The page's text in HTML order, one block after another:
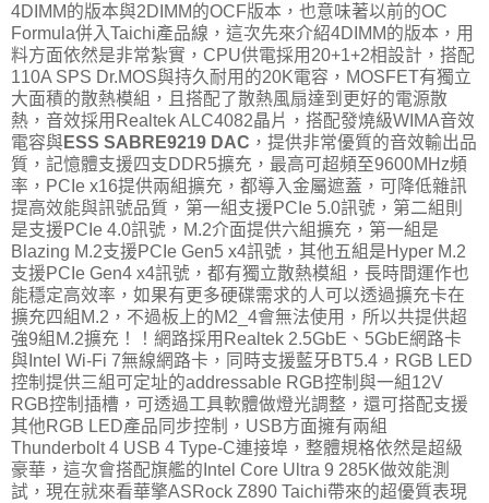
4DIMM的版本與2DIMM的OCF版本，也意味著以前的OC
Formula併入Taichi產品線，這次先來介紹4DIMM的版本，用
料方面依然是非常紮實，CPU供電採用20+1+2相設計，搭配
110A SPS Dr.MOS與持久耐用的20K電容，MOSFET有獨立
大面積的散熱模組，且搭配了散熱風扇達到更好的電源散
熱，音效採用Realtek ALC4082晶片，搭配發燒級WIMA音效
電容與 ESS SABRE9219 DAC ，提供非常優質的音效輸出品
質，記憶體支援四支DDR5擴充，最高可超頻至9600MHz頻
率，PCIe x16提供兩組擴充，都導入金屬遮蓋，可降低雜訊
提高效能與訊號品質，第一組支援PCIe 5.0訊號，第二組則
是支援PCIe 4.0訊號，M.2介面提供六組擴充，第一組是
Blazing M.2支援PCIe Gen5 x4訊號，其他五組是Hyper M.2
支援PCIe Gen4 x4訊號，都有獨立散熱模組，長時間運作也
能穩定高效率，如果有更多硬碟需求的人可以透過擴充卡在
擴充四組M.2，不過板上的M2_4會無法使用，所以共提供超
強9組M.2擴充！！網路採用Realtek 2.5GbE、5GbE網路卡
與Intel Wi-Fi 7無線網路卡，同時支援藍牙BT5.4，RGB LED
控制提供三組可定址的addressable RGB控制與一組12V
RGB控制插槽，可透過工具軟體做燈光調整，還可搭配支援
其他RGB LED產品同步控制，USB方面擁有兩組
Thunderbolt 4 USB 4 Type-C連接埠，整體規格依然是超級
豪華，這次會搭配旗艦的Intel Core Ultra 9 285K做效能測
試，現在就來看華擎ASRock Z890 Taichi帶來的超優質表現